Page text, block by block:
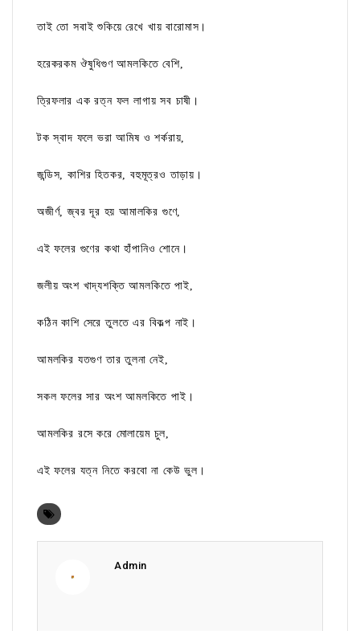
তাই তো সবাই শুকিয়ে রেখে খায় বারোমাস।
হরেকরকম ঔষুধিগুণ আমলকিতে বেশি,
ত্রিফলার এক রত্ন ফল লাগায় সব চাষী।
টক স্বাদ ফলে ভরা আমিষ ও শর্করায়,
জন্ডিস, কাশির হিতকর, বহুমূত্রও তাড়ায়।
অজীর্ণ, জ্বর দূর হয় আমালকির গুণে,
এই ফলের গুণের কথা হাঁপানিও শোনে।
জলীয় অংশ খাদ্যশক্তি আমলকিতে পাই,
কঠিন কাশি সেরে তুলতে এর বিকল্প নাই।
আমলকির যতগুণ তার তুলনা নেই,
সকল ফলের সার অংশ আমলকিতে পাই।
আমলকির রসে করে মোলায়েম চুল,
এই ফলের যত্ন নিতে করবো না কেউ ভুল।
Admin